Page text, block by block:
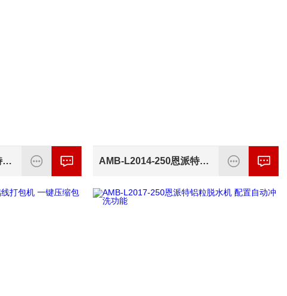
AMB-L2014-250恩派特废铜边角料压块机 强压缩力产量高 AMB-L2014-250恩派特铜边角料打包机 包块紧实效率高